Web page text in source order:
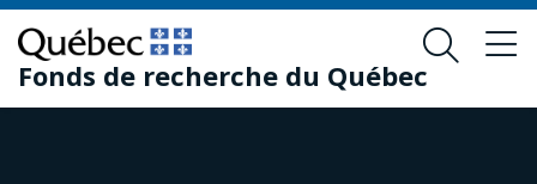
Passer
au
contenu
principal
Passer
au
pied
de
Fonds de recherche du Québec